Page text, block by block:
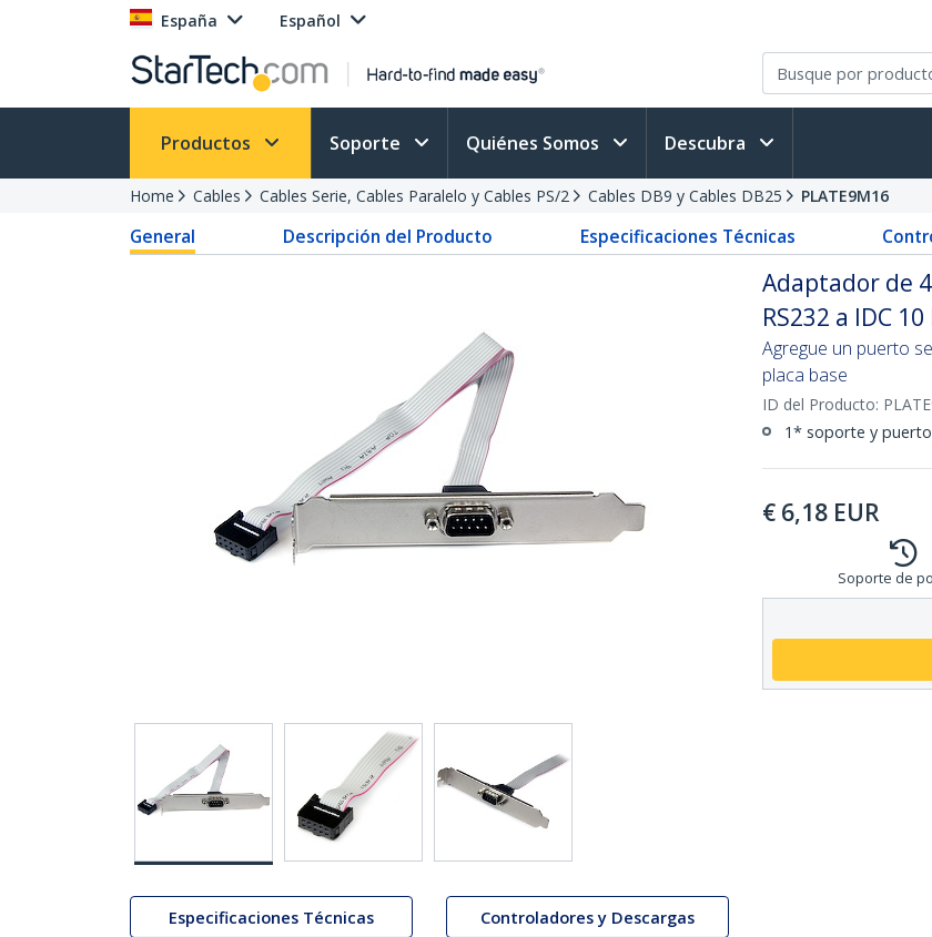
España Español
Productos Soporte Quiénes Somos Descubra
Home Cables Cables Serie, Cables Paralelo y Cables PS/2 Cables DB9 y Cables DB25 PLATE9M16
General Descripción del Producto Especificaciones Técnicas
Especificaciones Técnicas Controladores y Descargas
Adaptador de
RS232 a IDC
Agregue un puerto
placa base
ID del Producto:
1* soporte y
€ 6,18 EUR
Soporte de